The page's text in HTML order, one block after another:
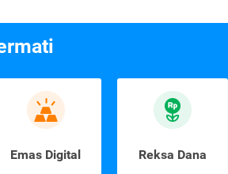
Emas Digital Reksa Dana